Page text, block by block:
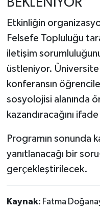
BEKLENİYOR
Etkinliğin
Felsefe Topluluğu
iletişim
üstleniyor.
konferansın
sosyolojisi alanında
kazandıracağını
Programın sonunda
yanıtlanacağı bir
gerçekleştirilecek.
Kaynak: Fatma